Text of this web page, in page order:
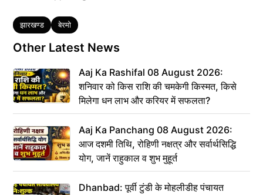
Tags
झारखण्ड बेरमो
Other Latest News
Aaj Ka Rashifal 08 August 2026:
शनिवार को किस राशि की चमकेगी किस्मत, किसे
मिलेगा धन लाभ और करियर में सफलता?
Aaj Ka Panchang 08 August 2026:
आज दशमी तिथि, रोहिणी नक्षत्र और सर्वार्थसिद्धि
योग, जानें राहुकाल व शुभ मुहूर्त
Dhanbad: पूर्वी टुंडी के मोहलीडीह पंचायत